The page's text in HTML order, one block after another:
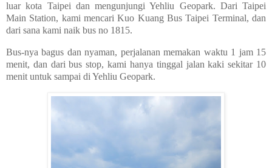
luar kota Taipei dan mengunjungi Yehliu Geopark. Dari Taipei
Main Station, kami mencari Kuo Kuang Bus Taipei Terminal, dan
dari sana kami naik bus no 1815.
Bus-nya bagus dan nyaman, perjalanan memakan waktu 1 jam 15
menit, dan dari bus stop, kami hanya tinggal jalan kaki sekitar 10
menit untuk sampai di Yehliu Geopark.